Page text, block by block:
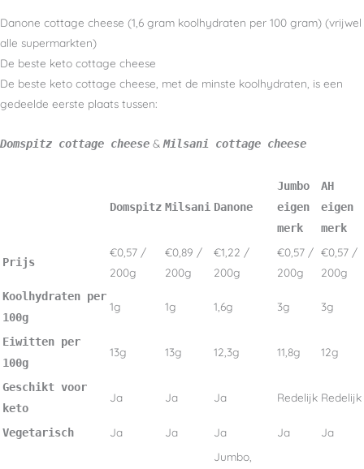
Danone cottage cheese (1,6 gram koolhydraten per 100 gram) (vrijwel
alle supermarkten)
De beste keto cottage cheese
De beste keto cottage cheese, met de minste koolhydraten, is een
gedeelde eerste plaats tussen:
Domspitz cottage cheese & Milsani cottage cheese
Domspitz Milsani Danone
Jumbo
eigen
merk
AH
eigen
merk
Prijs
€0,57 /
200g
€0,89 /
200g
€1,22 /
200g
€0,57 /
200g
€0,57 /
200g
Koolhydraten per
100g
1g 1g 1,6g 3g 3g
Eiwitten per
100g
13g 13g 12,3g 11,8g 12g
Geschikt voor
keto
Ja Ja Ja Redelijk Redelijk
Vegetarisch Ja Ja Ja Ja Ja
Jumbo,